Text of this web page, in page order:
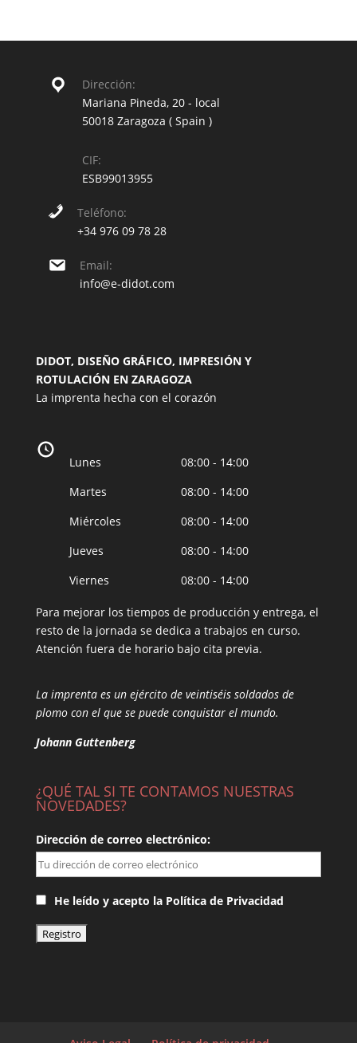
Dirección:
Mariana Pineda, 20 - local
50018 Zaragoza ( Spain )
CIF:
ESB99013955
Teléfono:
+34 976 09 78 28
Email:
info@e-didot.com
DIDOT, DISEÑO GRÁFICO, IMPRESIÓN Y
ROTULACIÓN EN ZARAGOZA
La imprenta hecha con el corazón
Lunes
08:00 - 14:00
Martes
08:00 - 14:00
Miércoles
08:00 - 14:00
Jueves
08:00 - 14:00
Viernes
08:00 - 14:00
Para mejorar los tiempos de producción y entrega, el
resto de la jornada se dedica a trabajos en curso.
Atención fuera de horario bajo cita previa.
La imprenta es un ejército de veintiséis soldados de
plomo con el que se puede conquistar el mundo.
Johann Guttenberg
¿QUÉ TAL SI TE CONTAMOS NUESTRAS
NOVEDADES?
Dirección de correo electrónico:
He leído y acepto la Política de Privacidad